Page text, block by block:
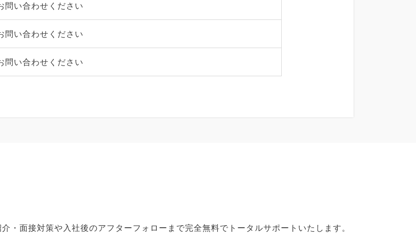
問い合わせください
問い合わせください
問い合わせください
・面接対策や入社後のアフターフォローまで完全無料でトータルサポートいたします。